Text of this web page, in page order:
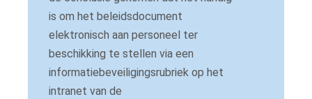
is om het beleidsdocument
elektronisch aan personeel ter
beschikking te stellen via een
informatiebeveiligingsrubriek op het
intranet van de